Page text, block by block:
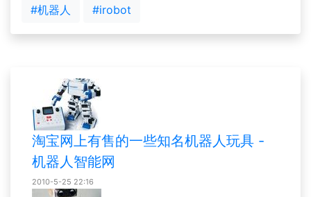
#机器人 #irobot
淘宝网上有售的一些知名机器人玩具 -
机器人智能网
2010-5-25 22:16